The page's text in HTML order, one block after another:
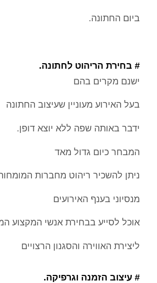
ביום החתונה.
# בחירת הריהוט לחתונה.
ישנם מקרים בהם
בעל האירוע מעוניין שעיצוב החתונה
ידבר באותה שפה ללא יוצא דופן.
המבחר כיום גדול מאד
ניתן להשכיר ריהוט מחברות
מנסיוני בענף האירועים
אוכל לסייע בבחירת אנשי המקצוע
ליצירת האווירה והסגנון הרצויים
# עיצוב הזמנה וגרפיקה.